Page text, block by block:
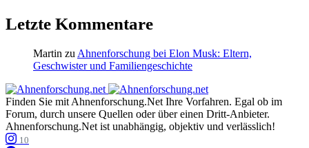
Letzte Kommentare
Martin zu Ahnenforschung bei Elon Musk: Eltern,
Geschwister und Familiengeschichte
Finden Sie mit Ahnenforschung.Net Ihre Vorfahren. Egal ob im
Forum, durch unsere Quellen oder über einen Dritt-Anbieter.
Ahnenforschung.Net ist unabhängig, objektiv und verlässlich!
10